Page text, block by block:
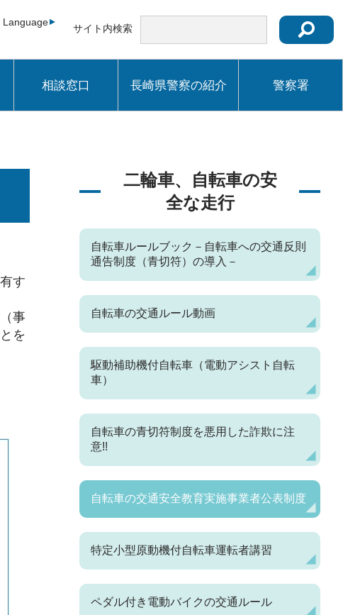
Language
サイト内検索
相談窓口 長崎県警察の紹介 警察署
す
事
を
二輪車、自転車の安
全な走行
自転車ルールブック－自転車への交通反則
通告制度（青切符）の導入－
自転車の交通ルール動画
駆動補助機付自転車（電動アシスト自転
車）
自転車の青切符制度を悪用した詐欺に注
意!!
自転車の交通安全教育実施事業者公表制度
特定小型原動機付自転車運転者講習
ペダル付き電動バイクの交通ルール